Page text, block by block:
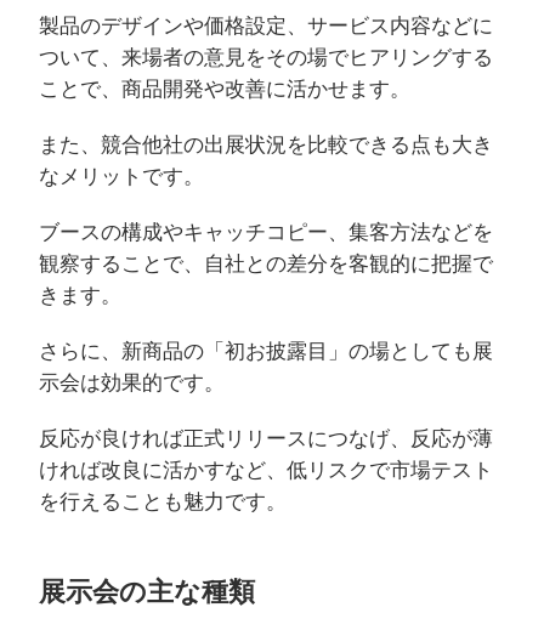
製品のデザインや価格設定、サービス内容などに
ついて、来場者の意見をその場でヒアリングする
ことで、商品開発や改善に活かせます。
また、競合他社の出展状況を比較できる点も大き
なメリットです。
ブースの構成やキャッチコピー、集客方法などを
観察することで、自社との差分を客観的に把握で
きます。
さらに、新商品の「初お披露目」の場としても展
示会は効果的です。
反応が良ければ正式リリースにつなげ、反応が薄
ければ改良に活かすなど、低リスクで市場テスト
を行えることも魅力です。
展示会の主な種類